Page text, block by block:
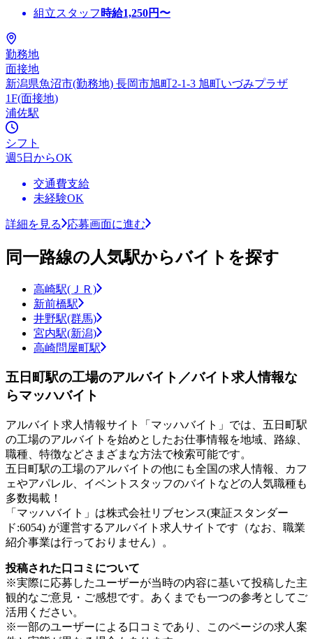
組立スタッフ 時給1,250円〜
勤務地
面接地
新潟県魚沼市(勤務地) 長岡市旭町2-1-3 旭町いづみプラザ
1F(面接地)
浦佐駅
シフト
週5日からOK
交通費支給
未経験OK
詳細を見る 応募画面に進む
同一路線の人気駅からバイトを探す
高崎駅(ＪＲ)
新前橋駅
井野駅(群馬)
宮内駅(新潟)
高崎問屋町駅
五日町駅の工場のアルバイト／バイト求人情報な
らマッハバイト
アルバイト求人情報サイト「マッハバイト」では、五日町駅
の工場のアルバイトを始めとしたお仕事情報を地域、路線、
職種、特徴などさまざまな方法で検索可能です。
五日町駅の工場のアルバイトの他にも全国の求人情報、カフ
ェやアパレル、イベントスタッフのバイトなどの人気職種も
多数掲載！
「マッハバイト」は株式会社リブセンス(東証スタンダー
ド:6054) が運営するアルバイト求人サイトです（なお、職業
紹介事業は行っておりません）。
投稿された口コミについて
※実際に応募したユーザーが当時の内容に基いて投稿した主
観的なご意見・ご感想です。あくまでも一つの参考としてご
活用ください。
※一部のユーザーによる口コミであり、このページの求人案